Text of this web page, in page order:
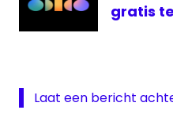
gratis
Laat een bericht